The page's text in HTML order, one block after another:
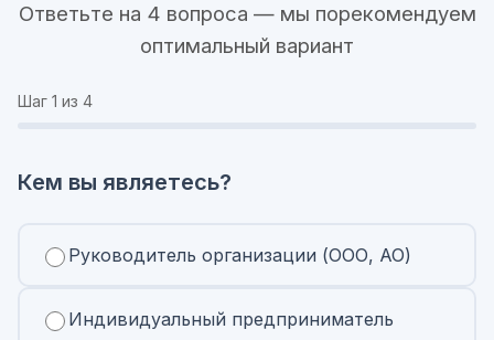
Ответьте на 4 вопроса — мы порекомендуем
оптимальный вариант
Шаг 1 из 4
Кем вы являетесь?
Руководитель организации (ООО, АО)
Индивидуальный предприниматель